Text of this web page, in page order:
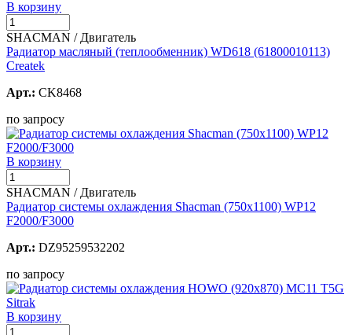
В корзину
SHACMAN / Двигатель
Радиатор масляный (теплообменник) WD618 (61800010113)
Createk
Арт.: CK8468
по запросу
В корзину
SHACMAN / Двигатель
Радиатор системы охлаждения Shacman (750х1100) WP12
F2000/F3000
Арт.: DZ95259532202
по запросу
В корзину